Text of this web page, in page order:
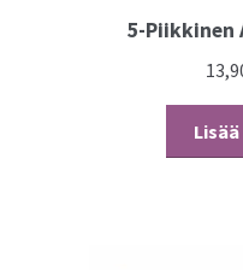
5-Piikkinen